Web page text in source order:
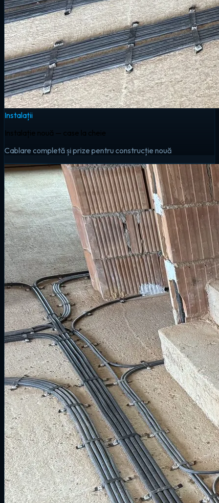
Instalații
Instalație nouă — case la cheie
Cablare completă și prize pentru construcție nouă